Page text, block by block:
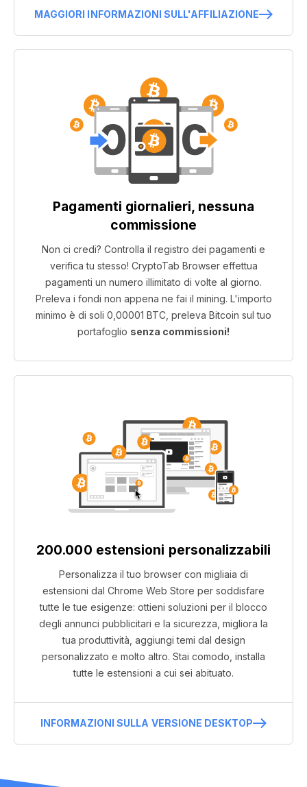
MAGGIORI INFORMAZIONI SULL'AFFILIAZIONE
Pagamenti giornalieri, nessuna
commissione
Non ci credi? Controlla il registro dei pagamenti e
verifica tu stesso! CryptoTab Browser effettua
pagamenti un numero illimitato di volte al giorno.
Preleva i fondi non appena ne fai il mining. L'importo
minimo è di soli 0,00001 BTC, preleva Bitcoin sul tuo
portafoglio senza commissioni!
200.000 estensioni personalizzabili
Personalizza il tuo browser con migliaia di
estensioni dal Chrome Web Store per soddisfare
tutte le tue esigenze: ottieni soluzioni per il blocco
degli annunci pubblicitari e la sicurezza, migliora la
tua produttività, aggiungi temi dal design
personalizzato e molto altro. Stai comodo, installa
tutte le estensioni a cui sei abituato.
INFORMAZIONI SULLA VERSIONE DESKTOP